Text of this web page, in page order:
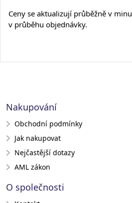
Ceny se aktualizují průběžně v
v průběhu objednávky.
Nakupování
Obchodní podmínky
Jak nakupovat
Nejčastější dotazy
AML zákon
O společnosti